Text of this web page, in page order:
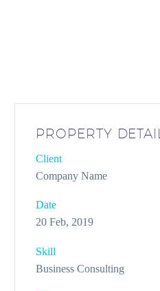
PROPERTY DETAIL
Client
Company Name
Date
20 Feb, 2019
Skill
Business Consulting